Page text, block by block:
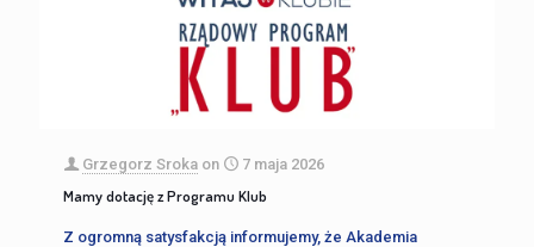
Grzegorz Sroka on 7 maja 2026
Mamy dotację z Programu Klub
Z ogromną satysfakcją informujemy, że Akademia